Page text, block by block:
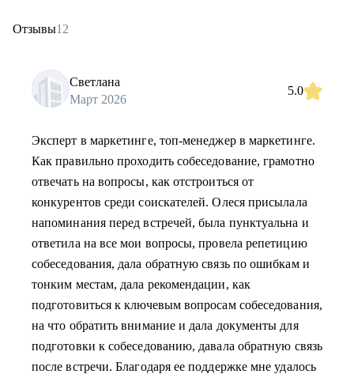
Отзывы12
Светлана
Март 2026
5.0
Эксперт в маркетинге, топ-менеджер в маркетинге.
Как правильно проходить собеседование, грамотно
отвечать на вопросы, как отстроиться от
конкурентов среди соискателей. Олеся присылала
напоминания перед встречей, была пунктуальна и
ответила на все мои вопросы, провела репетицию
собеседования, дала обратную связь по ошибкам и
тонким местам, дала рекомендации, как
подготовиться к ключевым вопросам собеседования,
на что обратить внимание и дала документы для
подготовки к собеседованию, давала обратную связь
после встречи. Благодаря ее поддержке мне удалось